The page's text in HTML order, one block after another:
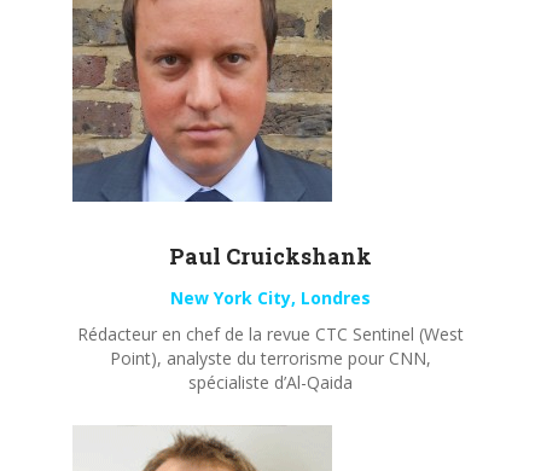
Paul Cruickshank
New York City, Londres
Rédacteur en chef de la revue CTC Sentinel (West
Point), analyste du terrorisme pour CNN,
spécialiste d’Al-Qaida